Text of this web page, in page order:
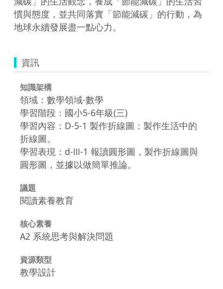
慣與態度，並共同落實「節能減碳」的行動，為
地球永續發展盡一點心力。
資訊
知識架構
領域：數學領域-數學
學習階段：國小5-6年級(三)
學習內容：D-5-1 製作折線圖：製作生活中的
折線圖。
學習表現：d-Ⅲ-1 報讀圓形圖，製作折線圖與
圓形圖，並據以做簡單推論。
議題
閱讀素養教育
核心素養
A2 系統思考與解決問題
資源類型
教學設計